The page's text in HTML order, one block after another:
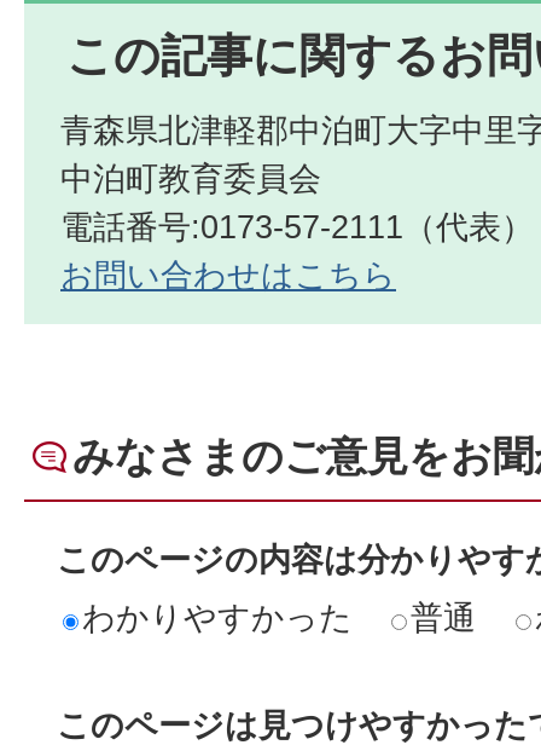
この記事に関するお
青森県北津軽郡中泊町大字中里
中泊町教育委員会
電話番号:0173-57-2111（代表）
お問い合わせはこちら
みなさまのご意見をお
このページの内容は分かりやす
わかりやすかった
普通
このページは見つけやすかった